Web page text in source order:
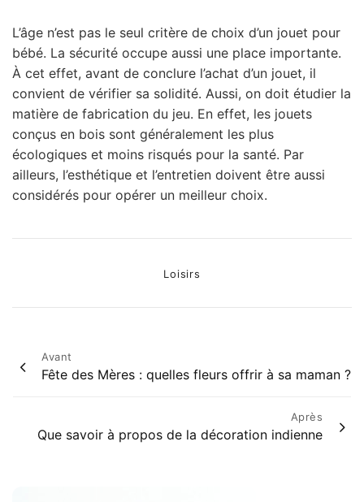
L’âge n’est pas le seul critère de choix d’un jouet pour
bébé. La sécurité occupe aussi une place importante.
À cet effet, avant de conclure l’achat d’un jouet, il
convient de vérifier sa solidité. Aussi, on doit étudier la
matière de fabrication du jeu. En effet, les jouets
conçus en bois sont généralement les plus
écologiques et moins risqués pour la santé. Par
ailleurs, l’esthétique et l’entretien doivent être aussi
considérés pour opérer un meilleur choix.
Categories
Loisirs
Post
Avant
Fête des Mères : quelles fleurs offrir à sa maman ?
Après
Que savoir à propos de la décoration indienne